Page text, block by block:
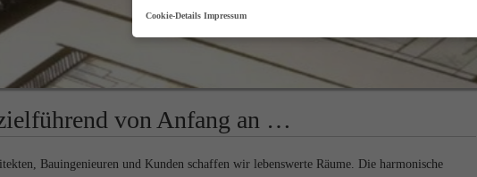
von Anfang an …
Bauingenieuren und Kunden schaffen wir lebenswerte Räume. Die harmonische
Cookie-Details Impressum